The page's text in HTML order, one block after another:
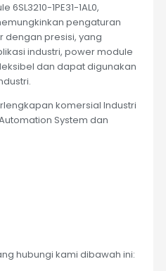
6SL3210-1PE31-1AL0,
pengaturan
dengan presisi, yang
industri, power module
dan dapat digunakan
komersial Industri
System dan
hubungi kami dibawah ini: